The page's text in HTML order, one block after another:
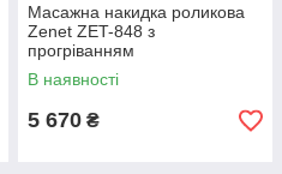
Масажна накидка роликова
Zenet ZET-848 з
прогріванням
В наявності
5 670 ₴